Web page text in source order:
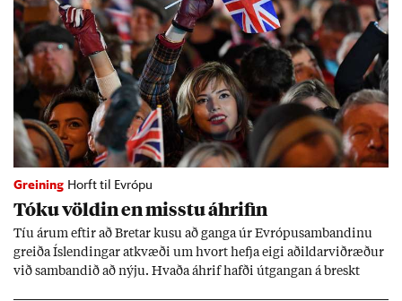
Greining Horft til Evrópu
Tóku völd­in en misstu áhrif­in
Tíu ár­um eft­ir að Bret­ar kusu að ganga úr Evr­ópu­sam­band­inu
greiða Ís­lend­ing­ar at­kvæði um hvort hefja eigi að­ild­ar­við­ræð­ur
við sam­band­ið að nýju. Hvaða áhrif hafði út­gang­an á breskt